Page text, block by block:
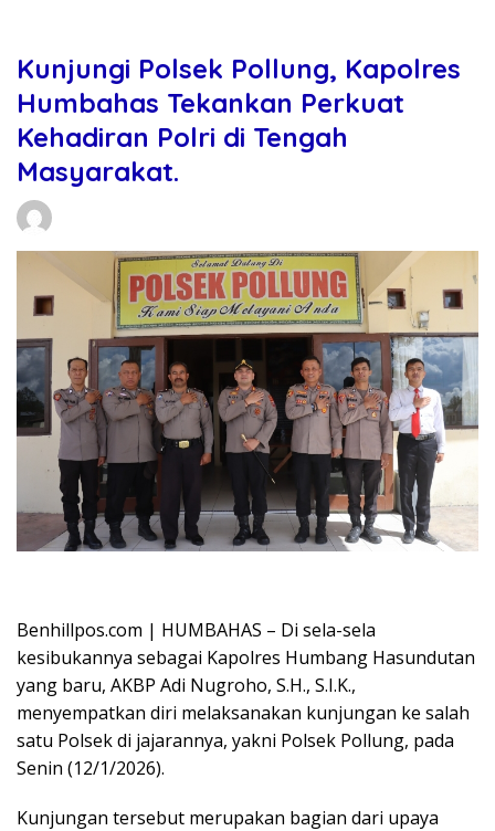
Kunjungi Polsek Pollung, Kapolres
Humbahas Tekankan Perkuat
Kehadiran Polri di Tengah
Masyarakat.
Benhillpos.com | HUMBAHAS – Di sela-sela
kesibukannya sebagai Kapolres Humbang Hasundutan
yang baru, AKBP Adi Nugroho, S.H., S.I.K.,
menyempatkan diri melaksanakan kunjungan ke salah
satu Polsek di jajarannya, yakni Polsek Pollung, pada
Senin (12/1/2026).
Kunjungan tersebut merupakan bagian dari upaya